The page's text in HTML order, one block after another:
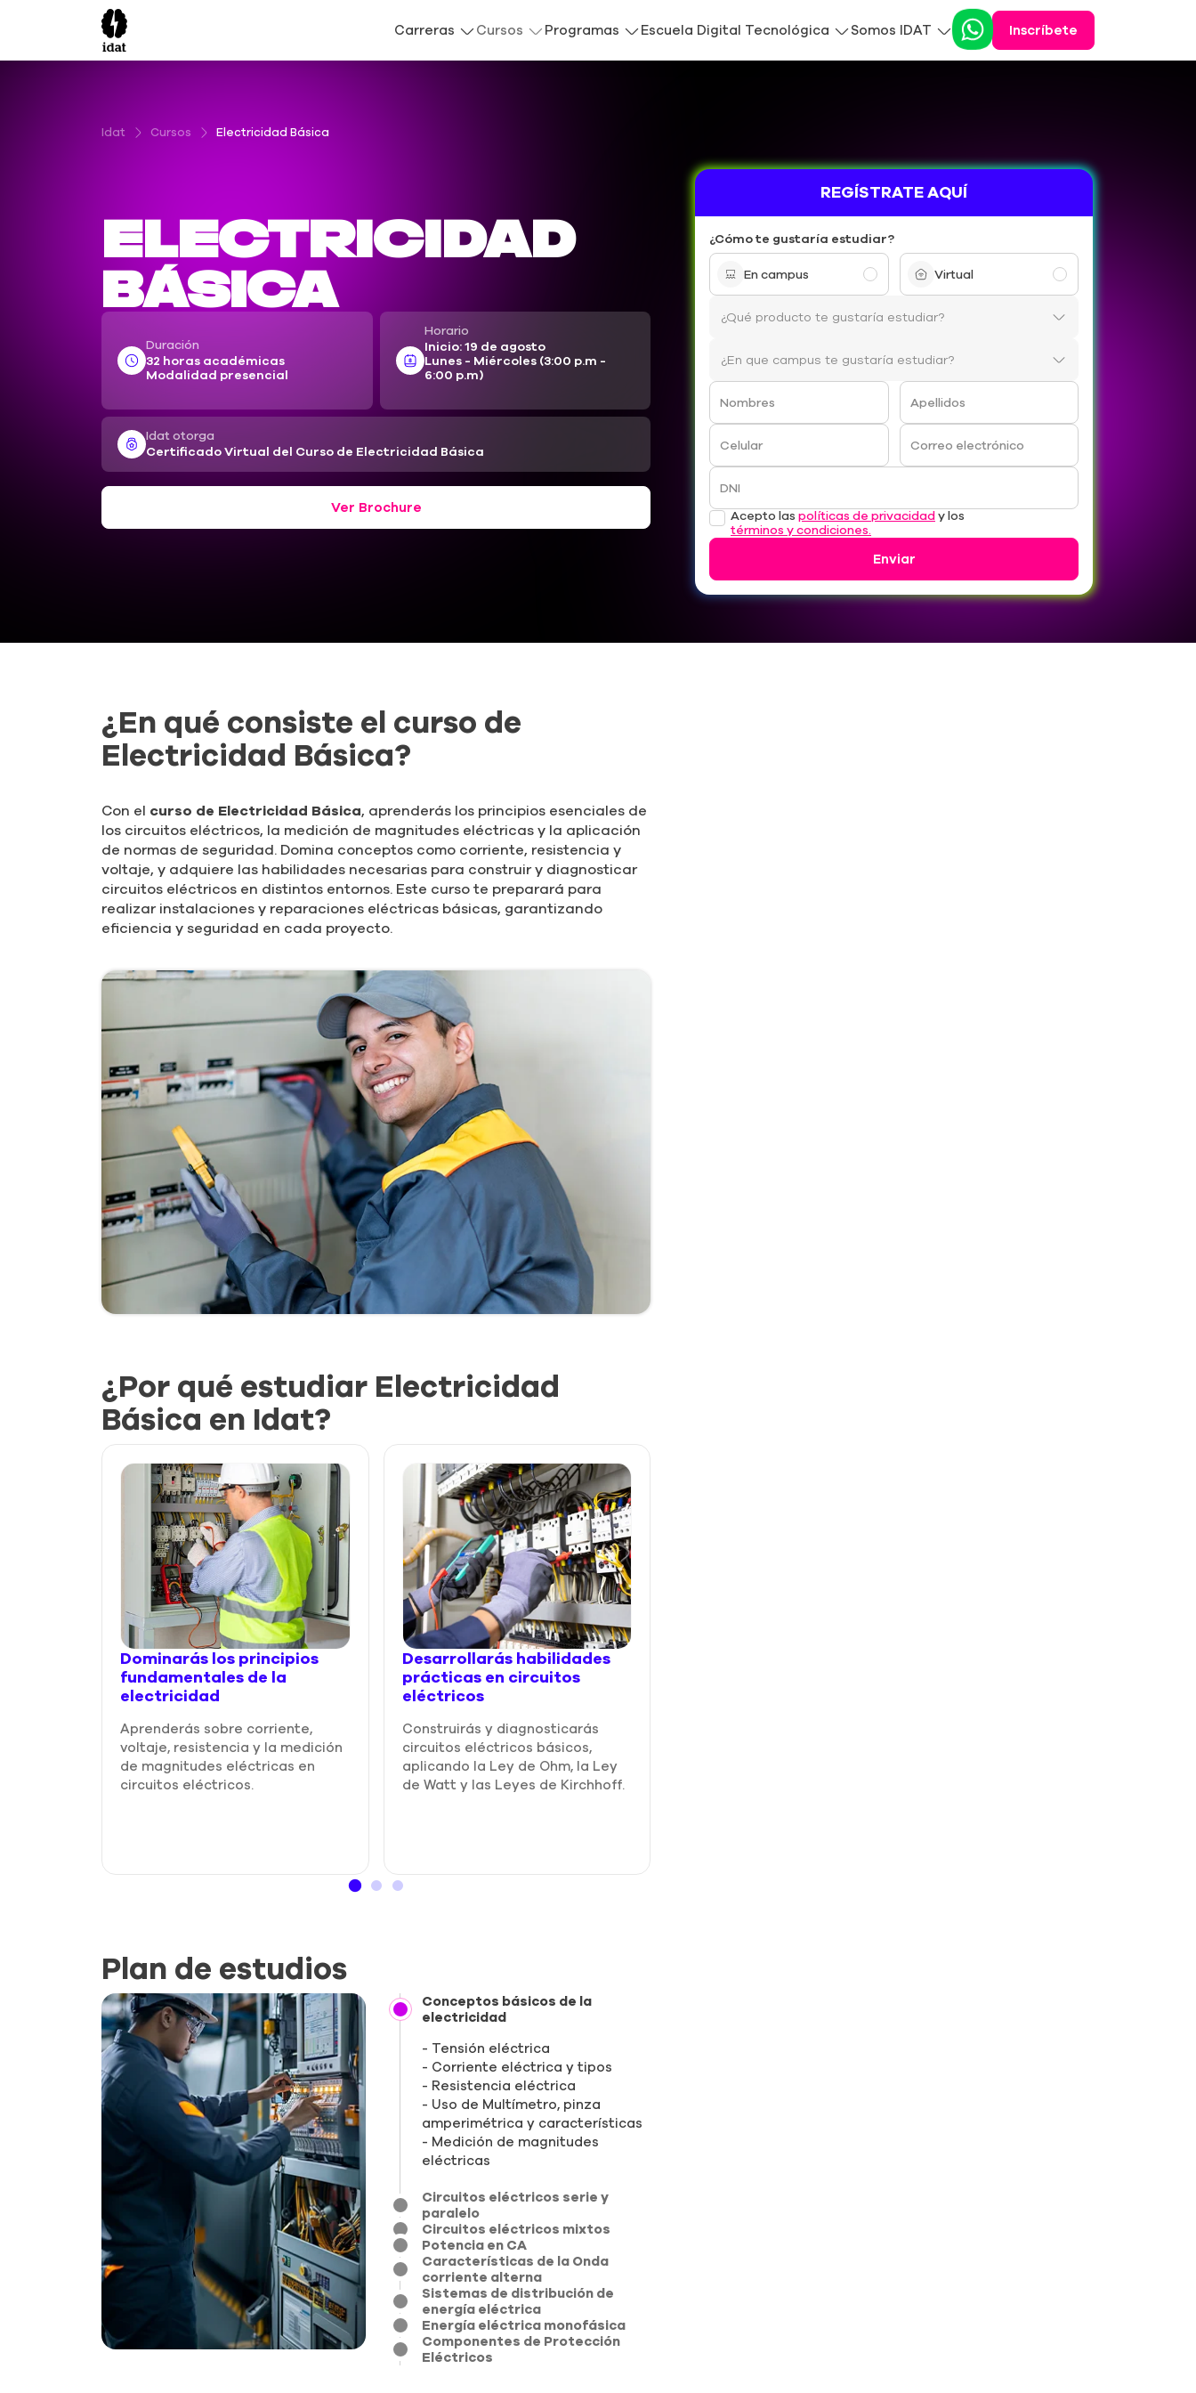
Carreras Cursos Programas Escuela Digital Tecnológica Somos IDAT Inscríbete
Idat Cursos Electricidad Básica
Electricidad
Básica
Duración
32 horas académicas
Modalidad presencial
Horario
Inicio: 19 de agosto
Lunes - Miércoles (3:00 p.m -
6:00 p.m)
Idat otorga
Certificado Virtual del Curso de Electricidad Básica
Ver Brochure
¿En qué consiste el curso de
Electricidad Básica?
Con el curso de Electricidad Básica, aprenderás los principios esenciales de
los circuitos eléctricos, la medición de magnitudes eléctricas y la aplicación
de normas de seguridad. Domina conceptos como corriente, resistencia y
voltaje, y adquiere las habilidades necesarias para construir y diagnosticar
circuitos eléctricos en distintos entornos. Este curso te preparará para
realizar instalaciones y reparaciones eléctricas básicas, garantizando
eficiencia y seguridad en cada proyecto.
¿Por qué estudiar Electricidad
Básica en Idat?
Dominarás los principios
fundamentales de la
electricidad
Aprenderás sobre corriente,
voltaje, resistencia y la medición
de magnitudes eléctricas en
circuitos eléctricos.
Desarrollarás habilidades
prácticas en circuitos
eléctricos
Construirás y diagnosticarás
circuitos eléctricos básicos,
aplicando la Ley de Ohm, la Ley
de Watt y las Leyes de Kirchhoff.
Plan de estudios
Conceptos básicos de la
electricidad
Tensión eléctrica
Corriente eléctrica y tipos
Resistencia eléctrica
Uso de Multímetro, pinza
amperimétrica y características
Medición de magnitudes
eléctricas
Circuitos eléctricos serie y
paralelo
Circuitos eléctricos mixtos
Potencia en CA
Características de la Onda
corriente alterna
Sistemas de distribución de
energía eléctrica
Energía eléctrica monofásica
Componentes de Protección
Eléctricos
REGÍSTRATE AQUÍ
¿Cómo te gustaría estudiar?
En campus Virtual
Nombres Apellidos
Celular Correo electrónico
DNI
Acepto las políticas de privacidady los
términos y condiciones.
Enviar